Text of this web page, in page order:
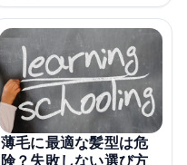
薄毛に最適な髪型は危
険？失敗しない選び方